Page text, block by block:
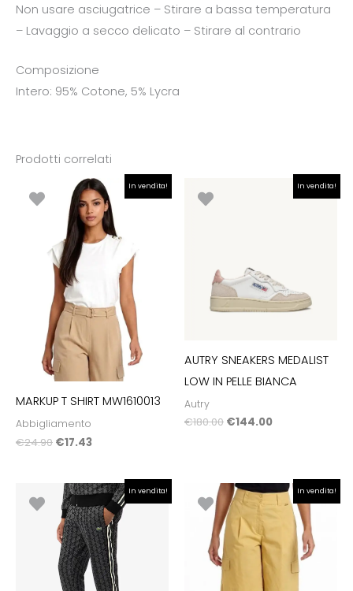
Non usare asciugatrice – Stirare a bassa temperatura
– Lavaggio a secco delicato – Stirare al contrario
Composizione
Intero: 95% Cotone, 5% Lycra
Prodotti correlati
In vendita!
MARKUP T SHIRT MW1610013
Abbigliamento
€24.90
prezzo
originale
era:
€24.90.
€17.43
Il
prezzo
attuale
è:
€17.43.
In vendita!
AUTRY SNEAKERS MEDALIST
LOW IN PELLE BIANCA
Autry
€180.00 €144.00
prezzo
In vendita!
prezzo
originale
era:
€170.00.
Il
prezzo
attuale
è:
€130.00.
In vendita!
Il
prezzo
originale
era:
€79.90.
prezzo
attuale
è:
€55.93.